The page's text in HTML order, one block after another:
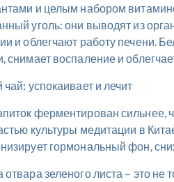
и целым набором
уголь: они выводят из
и облегчают работу печени.
снимает воспаление и
успокаивает и лечит
ферментирован сильнее,
культуры медитации в
гормональный фон,
зеленого листа – это